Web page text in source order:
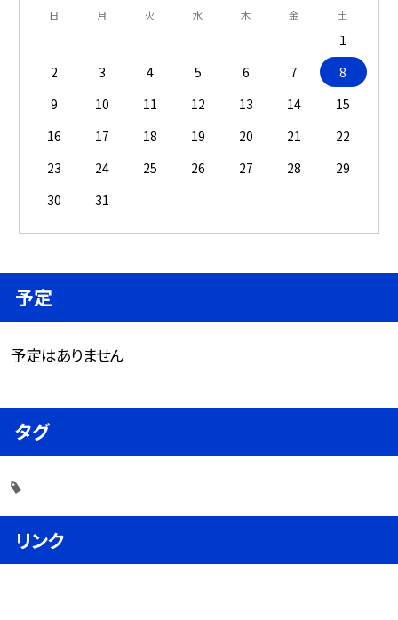
日 月 火 水 木 金 土
1
2
3 4 5 6 7
8
9
10 11 12 13 14
15
16
17 18 19 20 21
22
23
24 25 26 27 28
29
30
31
予定
予定はありません
タグ
リンク